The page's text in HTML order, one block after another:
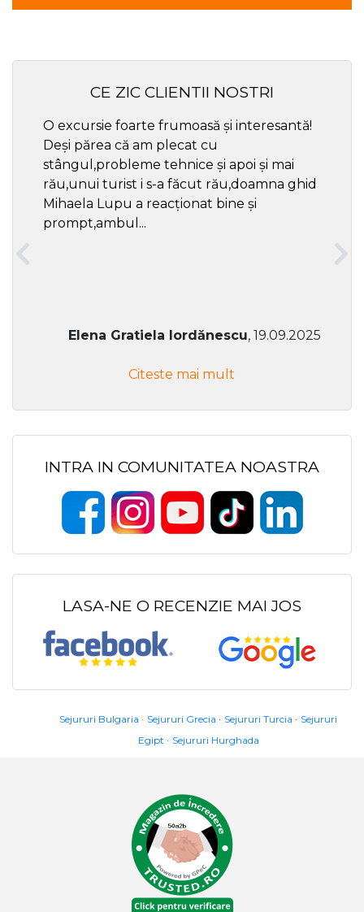
CE ZIC CLIENTII NOSTRI
O excursie foarte frumoasă și interesantă!
Deși părea că am plecat cu
stângul,probleme tehnice și apoi și mai
rău,unui turist i s-a făcut rău,doamna ghid
Mihaela Lupu a reacționat bine și
prompt,ambul...
Elena Gratiela Iordănescu, 19.09.2025
Citeste mai mult
INTRA IN COMUNITATEA NOASTRA
LASA-NE O RECENZIE MAI JOS
Sejururi Bulgaria Sejururi Grecia Sejururi Turcia
Sejururi
Egipt
Sejururi Hurghada